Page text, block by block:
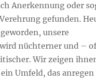
Anerkennung oder
gefunden.
unsere
nüchterner und –
Wir zeigen
Umfeld, das